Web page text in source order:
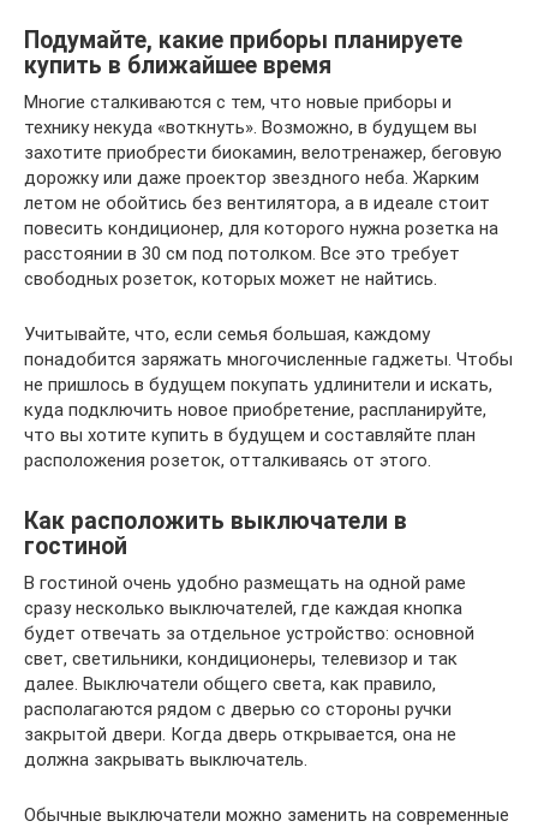
Подумайте, какие приборы планируете
купить в ближайшее время
Многие сталкиваются с тем, что новые приборы и
технику некуда «воткнуть». Возможно, в будущем вы
захотите приобрести биокамин, велотренажер, беговую
дорожку или даже проектор звездного неба. Жарким
летом не обойтись без вентилятора, а в идеале стоит
повесить кондиционер, для которого нужна розетка на
расстоянии в 30 см под потолком. Все это требует
свободных розеток, которых может не найтись.
Учитывайте, что, если семья большая, каждому
понадобится заряжать многочисленные гаджеты. Чтобы
не пришлось в будущем покупать удлинители и искать,
куда подключить новое приобретение, распланируйте,
что вы хотите купить в будущем и составляйте план
расположения розеток, отталкиваясь от этого.
Как расположить выключатели в
гостиной
В гостиной очень удобно размещать на одной раме
сразу несколько выключателей, где каждая кнопка
будет отвечать за отдельное устройство: основной
свет, светильники, кондиционеры, телевизор и так
далее. Выключатели общего света, как правило,
располагаются рядом с дверью со стороны ручки
закрытой двери. Когда дверь открывается, она не
должна закрывать выключатель.
Обычные выключатели можно заменить на современные